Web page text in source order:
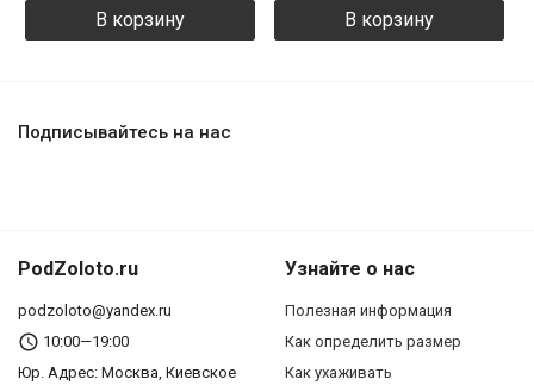
В корзину В корзину
Подписывайтесь на нас
PodZoloto.ru
podzoloto@yandex.ru
10:00—19:00
Юр. Адреc: Москва, Киевское
Узнайте о нас
Полезная информация
Как определить размер
Как ухаживать